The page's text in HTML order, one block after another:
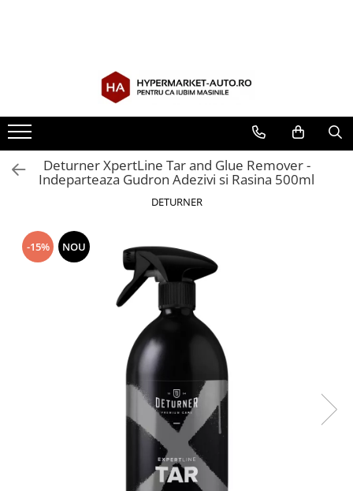
Accesorii auto obligatorii
Accesorii Iarna
Exterior Auto
Stergatoare parbriz
Interior Auto
Odorizante auto de agatat
Odorizante auto tip conserva
Odorizante auto ventilatie
Cosmetica si Detailing Auto
Deturner XpertLine Tar and Glue Remover -
Indeparteaza Gudron Adezivi si Rasina 500ml
DETURNER
-15% NOU